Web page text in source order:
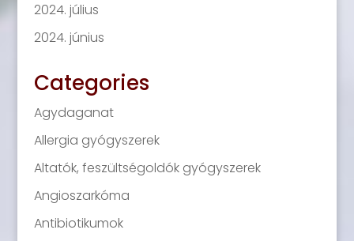
2024. július
2024. június
Categories
Agydaganat
Allergia gyógyszerek
Altatók, feszültségoldók gyógyszerek
Angioszarkóma
Antibiotikumok